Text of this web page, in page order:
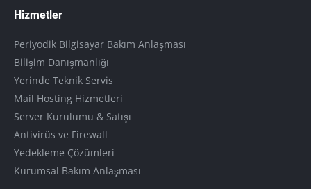
opens
new
window
opens
window
new
window
new
window
Hizmetler
Periyodik Bilgisayar Bakım Anlaşması
Bilişim Danışmanlığı
Yerinde Teknik Servis
Mail Hosting Hizmetleri
Server Kurulumu & Satışı
Antivirüs ve Firewall
Yedekleme Çözümleri
Kurumsal Bakım Anlaşması